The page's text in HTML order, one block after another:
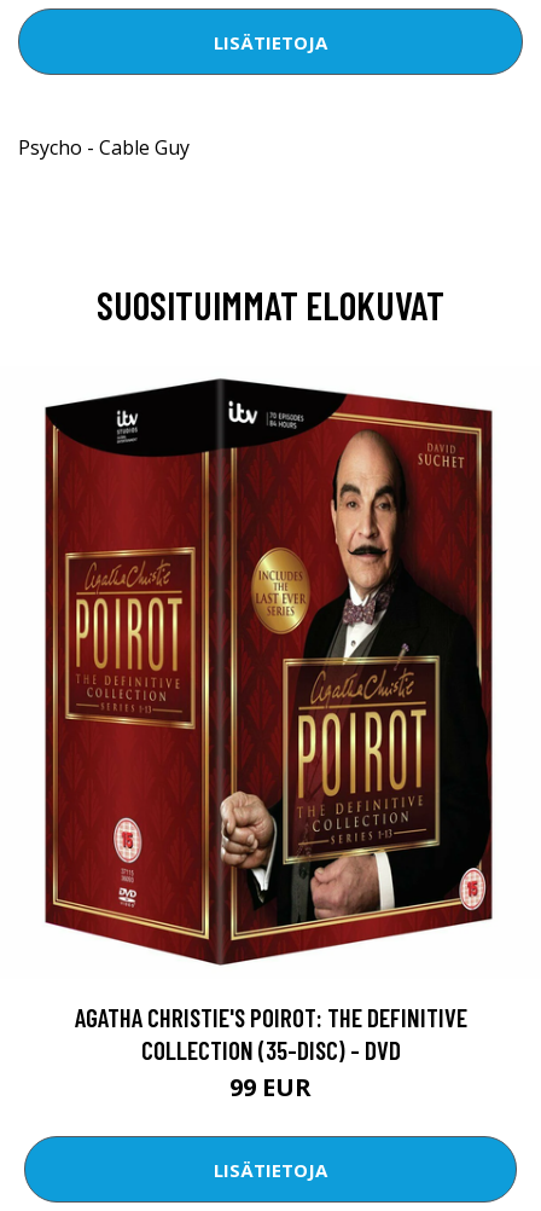
LISÄTIETOJA
Psycho - Cable Guy
SUOSITUIMMAT ELOKUVAT
AGATHA CHRISTIE'S POIROT: THE DEFINITIVE
COLLECTION (35-DISC) - DVD
99 EUR
LISÄTIETOJA